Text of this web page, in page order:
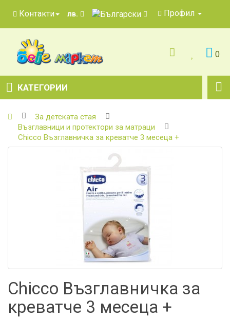
Контакти лв. Профил
0
КАТЕГОРИИ
За детската стая
Възглавници и протектори за матраци
Chicco Възглавничка за креватче 3 месеца +
Chicco Възглавничка за
креватче 3 месеца +